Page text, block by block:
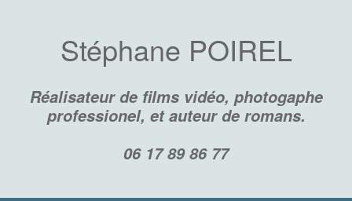
Stéphane POIREL
Réalisateur de films vidéo, photogaphe
professionel, et auteur de romans.
06 17 89 86 77